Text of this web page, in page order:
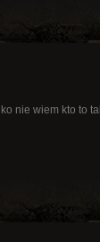
nie wiem kto to